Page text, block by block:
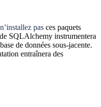
n’installez pas ces paquets
SQLAlchemy instrumentera
de données sous-jacente.
entraînera des